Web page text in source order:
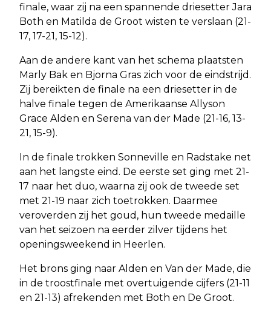
finale, waar zij na een spannende driesetter Jara
Both en Matilda de Groot wisten te verslaan (21-
17, 17-21, 15-12).
Aan de andere kant van het schema plaatsten
Marly Bak en Bjorna Gras zich voor de eindstrijd.
Zij bereikten de finale na een driesetter in de
halve finale tegen de Amerikaanse Allyson
Grace Alden en Serena van der Made (21-16, 13-
21, 15-9).
In de finale trokken Sonneville en Radstake net
aan het langste eind. De eerste set ging met 21-
17 naar het duo, waarna zij ook de tweede set
met 21-19 naar zich toetrokken. Daarmee
veroverden zij het goud, hun tweede medaille
van het seizoen na eerder zilver tijdens het
openingsweekend in Heerlen.
Het brons ging naar Alden en Van der Made, die
in de troostfinale met overtuigende cijfers (21-11
en 21-13) afrekenden met Both en De Groot.